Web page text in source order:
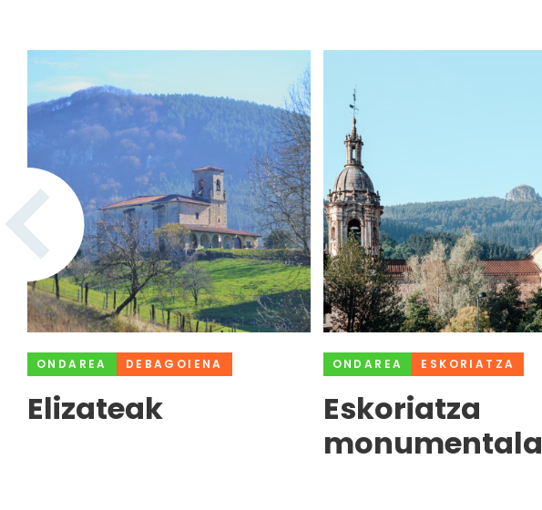
ONDAREA DEBAGOIENA
Elizateak
ONDAREA ESKORIATZA
Eskoriatza
monumentala